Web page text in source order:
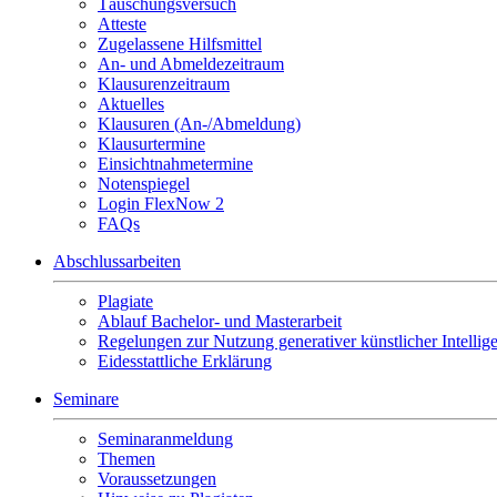
Täuschungsversuch
Atteste
Zugelassene Hilfsmittel
An- und Abmeldezeitraum
Klausurenzeitraum
Aktuelles
Klausuren (An-/Abmeldung)
Klausurtermine
Einsichtnahmetermine
Notenspiegel
Login FlexNow 2
FAQs
Abschlussarbeiten
Plagiate
Ablauf Bachelor- und Masterarbeit
Regelungen zur Nutzung generativer künstlicher
Eidesstattliche Erklärung
Seminare
Seminaranmeldung
Themen
Voraussetzungen